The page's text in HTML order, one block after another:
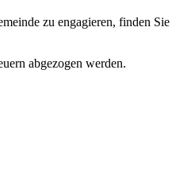
zu engagieren, finden Sie
abgezogen werden.